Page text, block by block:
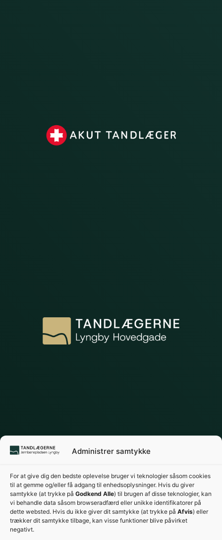
Administrer samtykke
For at give dig den bedste oplevelse bruger vi teknologier såsom cookies
til at gemme og/eller få adgang til enhedsoplysninger. Hvis du giver
samtykke (at trykke på Godkend Alle) til brugen af disse teknologier, kan
vi behandle data såsom browseradfærd eller unikke identifikatorer på
dette websted. Hvis du ikke giver dit samtykke (at trykke på Afvis) eller
trækker dit samtykke tilbage, kan visse funktioner blive påvirket
negativt.